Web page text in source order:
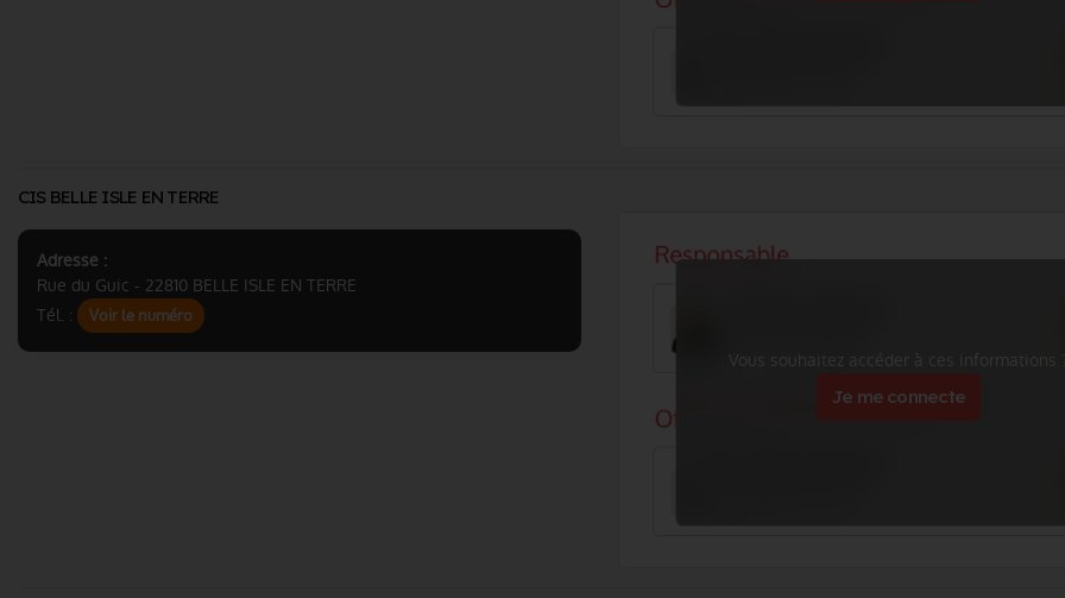
CIS BELLE ISLE EN TERRE
Adresse :
Rue du Guic - 22810 BELLE ISLE EN TERRE
Tél. :
Voir le numéro
Vous souhaitez accéder à ces informations
Je me connecte